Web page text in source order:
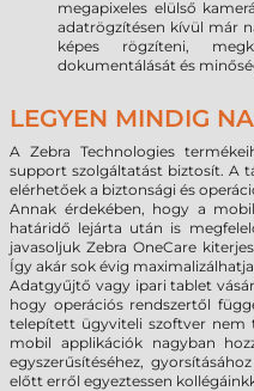
megapixeles elülső
adatrögzítésen kívül már
képes rögzíteni,
dokumentálását és
LEGYEN MINDIG
A Zebra Technologies
support szolgáltatást biztosít. A
elérhetőek a biztonsági és
Annak érdekében, hogy a
határidő lejárta után is
javasoljuk Zebra OneCare
Így akár sok évig
Adatgyűjtő vagy ipari tablet
hogy operációs rendszertől
telepített ügyviteli szoftver nem
mobil applikációk nagyban
egyszerűsítéséhez,
előtt erről egyeztessen